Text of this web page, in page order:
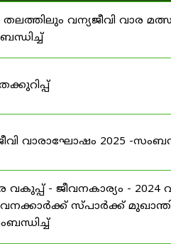
തലത്തിലും വന്യജീവി വാര
വാരാഘോഷം 2025 -
- ജീവനകാര്യം -
സ്പാർക്ക്